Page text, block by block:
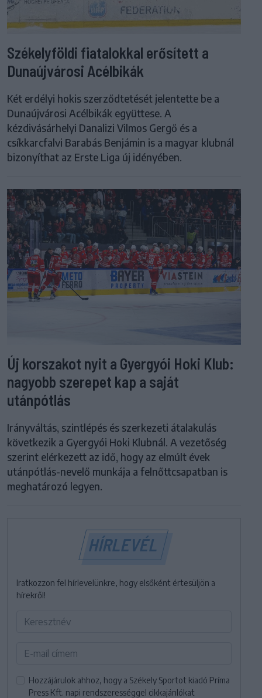
Székelyföldi fiatalokkal erősített a
Dunaújvárosi Acélbikák
Két erdélyi hokis szerződtetését jelentette be a
Dunaújvárosi Acélbikák együttese. A
kézdivásárhelyi Danalizi Vilmos Gergő és a
csíkkarcfalvi Barabás Benjámin is a magyar klubnál
bizonyíthat az Erste Liga új idényében.
Új korszakot nyit a Gyergyói Hoki Klub:
nagyobb szerepet kap a saját
utánpótlás
Irányváltás, szintlépés és szerkezeti átalakulás
következik a Gyergyói Hoki Klubnál. A vezetőség
szerint elérkezett az idő, hogy az elmúlt évek
utánpótlás-nevelő munkája a felnőttcsapatban is
meghatározó legyen.
HÍRLEVÉL
Iratkozzon fel hírlevelünkre, hogy elsőként értesüljön a
hírekről!
Hozzájárulok ahhoz, hogy a Székely Sportot kiadó Príma
Press Kft. napi rendszerességgel cikkajánlókat